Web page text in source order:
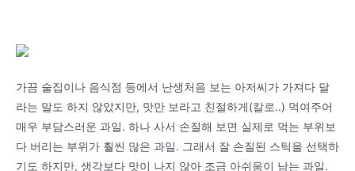
가끔 술집이나 음식점 등에서 난생처음 보는 아저씨가 가져다 달
라는 말도 하지 않았지만, 맛만 보라고 친절하게(칼로..) 먹여주어
매우 부담스러운 과일. 하나 사서 손질해 보면 실제로 먹는 부위보
다 버리는 부위가 훨씬 많은 과일. 그래서 잘 손질된 스틱을 선택하
기도 하지만, 생각보다 맛이 나지 않아 조금 아쉬움이 남는 과일.